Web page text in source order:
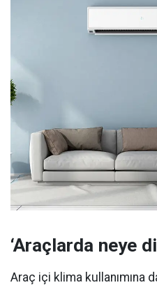
‘Araçlarda neye
Araç içi klima kullanımına